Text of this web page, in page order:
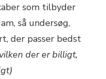
som tilbyder
så undersøg,
der passer bedst
der er billigt,